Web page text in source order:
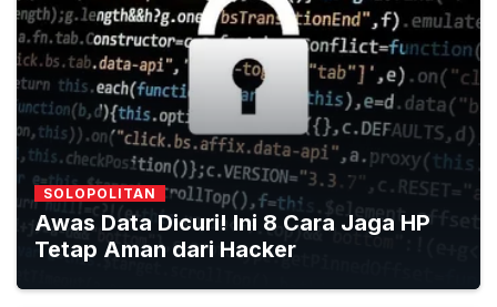
SOLOPOLITAN
Awas Data Dicuri! Ini 8 Cara Jaga HP
Tetap Aman dari Hacker